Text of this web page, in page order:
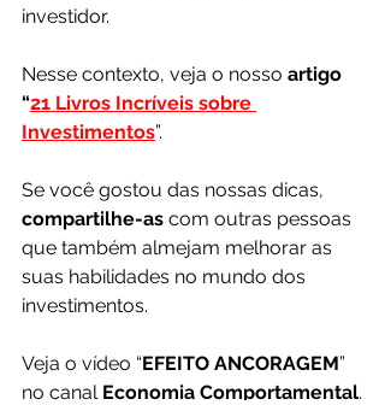
investidor.
Nesse contexto, veja o nosso artigo
“21 Livros Incríveis sobre
Investimentos”.
Se você gostou das nossas dicas,
compartilhe-as com outras pessoas
que também almejam melhorar as
suas habilidades no mundo dos
investimentos.
Veja o vídeo “EFEITO ANCORAGEM”
no canal Economia Comportamental.